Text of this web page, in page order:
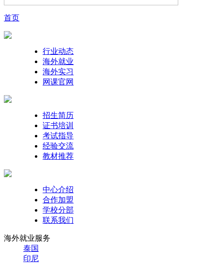
首页
行业动态
海外就业
海外实习
网课官网
招生简历
证书培训
考试指导
经验交流
教材推荐
中心介绍
合作加盟
学校分部
联系我们
海外就业服务
泰国
印尼